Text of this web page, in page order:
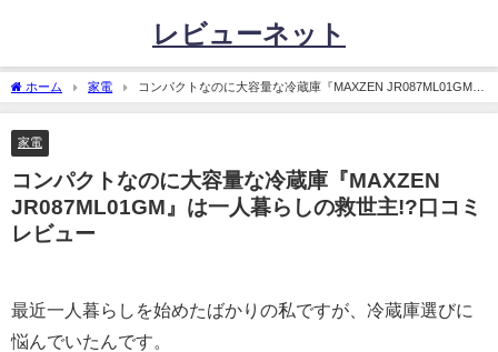
レビューネット
ホーム 家電
コンパクトなのに大容量な冷蔵庫『MAXZEN JR087ML01GM』
は一人暮らしの救世主!?口コミレビュー
家電
コンパクトなのに大容量な冷蔵庫『MAXZEN
JR087ML01GM』は一人暮らしの救世主!?口コミ
レビュー
最近一人暮らしを始めたばかりの私ですが、冷蔵庫選びに
悩んでいたんです。